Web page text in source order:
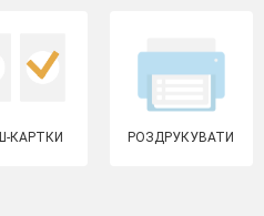
КАРТКИ РОЗДРУКУВАТИ